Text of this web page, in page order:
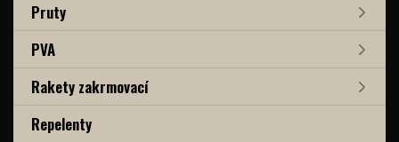
Pruty
PVA
Rakety zakrmovací
Repelenty